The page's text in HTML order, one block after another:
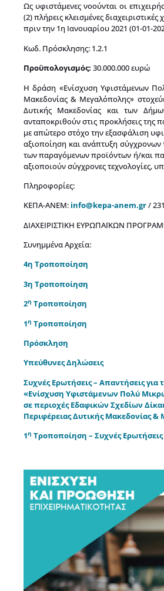
Ως υφιστάμενες νοούνται οι
(2) πλήρεις κλεισμένες
πριν την 1η Ιανουαρίου 2021 (01-01-
Κωδ. Πρόσκλησης: 1.2.1
Προϋπολογισμός: 30.000.000 ευρώ
Η δράση «Ενίσχυση Υφιστάμενων
Μακεδονίας & Μεγαλόπολης»
Δυτικής Μακεδονίας και των
ανταποκριθούν στις προκλήσεις της
με απώτερο στόχο την εξασφάλιση
αξιοποίηση και ανάπτυξη
των παραγόμενων προϊόντων ή/και
αξιοποιούν σύγχρονες τεχνολογίες,
Πληροφορίες:
ΚΕΠΑ-ΑΝΕΜ: info@kepa-anem.gr/
ΔΙΑΧΕΙΡΙΣΤΙΚΗ ΕΥΡΩΠΑΪΚΩΝ
Συνημμένα Αρχεία:
4η Τροποποίηση
3η Τροποποίηση
2η Τροποποίηση
1η Τροποποίηση
Πρόσκληση
Υπεύθυνες Δηλώσεις
Συχνές Ερωτήσεις – Απαντήσεις για
«Ενίσχυση Υφιστάμενων Πολύ
σε περιοχές Εδαφικών Σχεδίων
Περιφέρειας Δυτικής Μακεδονίας
1η Τροποποίηση – Συχνές Ερωτήσεις